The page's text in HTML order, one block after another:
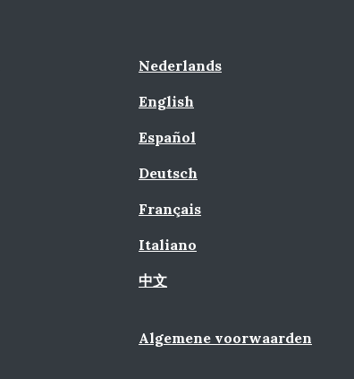
Nederlands
English
Español
Deutsch
Français
Italiano
中文
Algemene voorwaarden